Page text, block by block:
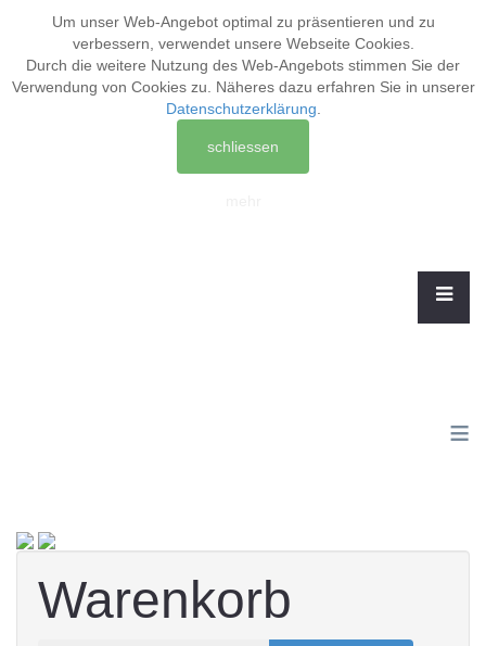
Um unser Web-Angebot optimal zu präsentieren und zu
verbessern, verwendet unsere Webseite Cookies.
Durch die weitere Nutzung des Web-Angebots stimmen Sie der
Verwendung von Cookies zu. Näheres dazu erfahren Sie in unserer
Datenschutzerklärung
schliessen
≡
Warenkorb